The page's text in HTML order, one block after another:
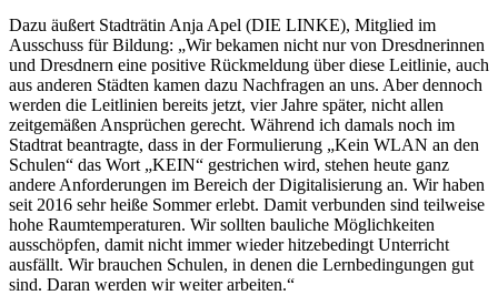
Dazu äußert Stadträtin Anja Apel (DIE LINKE), Mitglied im
Ausschuss für Bildung: „Wir bekamen nicht nur von Dresdnerinnen
und Dresdnern eine positive Rückmeldung über diese Leitlinie, auch
aus anderen Städten kamen dazu Nachfragen an uns. Aber dennoch
werden die Leitlinien bereits jetzt, vier Jahre später, nicht allen
zeitgemäßen Ansprüchen gerecht. Während ich damals noch im
Stadtrat beantragte, dass in der Formulierung „Kein WLAN an den
Schulen“ das Wort „KEIN“ gestrichen wird, stehen heute ganz
andere Anforderungen im Bereich der Digitalisierung an. Wir haben
seit 2016 sehr heiße Sommer erlebt. Damit verbunden sind teilweise
hohe Raumtemperaturen. Wir sollten bauliche Möglichkeiten
ausschöpfen, damit nicht immer wieder hitzebedingt Unterricht
ausfällt. Wir brauchen Schulen, in denen die Lernbedingungen gut
sind. Daran werden wir weiter arbeiten.“